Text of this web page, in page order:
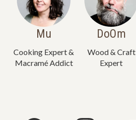
Mu
Cooking Expert &
Macramé Addict
DoOm
Wood & Craft
Expert